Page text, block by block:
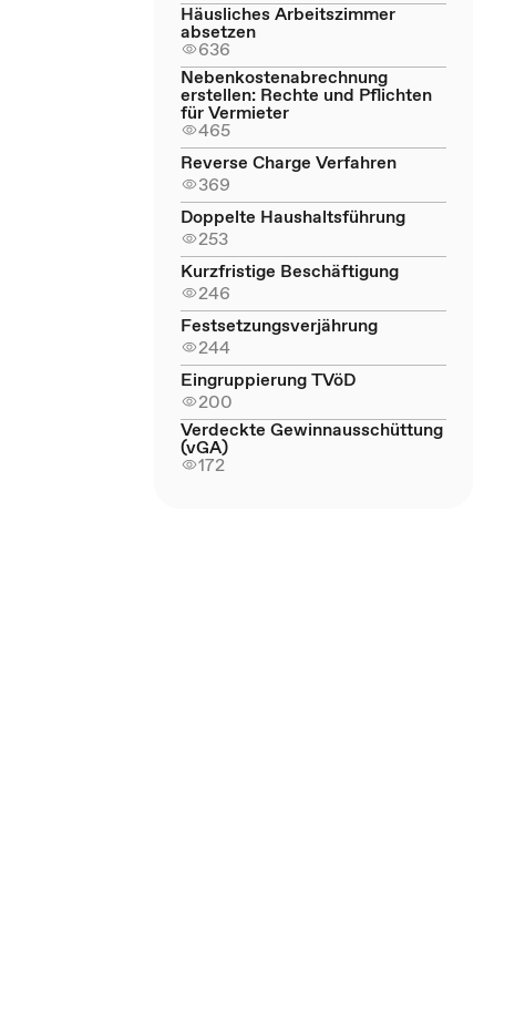
Häusliches Arbeitszimmer
absetzen
636
Nebenkostenabrechnung
erstellen: Rechte und Pflichten
für Vermieter
465
Reverse Charge Verfahren
369
Doppelte Haushaltsführung
253
Kurzfristige Beschäftigung
246
Festsetzungsverjährung
244
Eingruppierung TVöD
200
Verdeckte Gewinnausschüttung
(vGA)
172